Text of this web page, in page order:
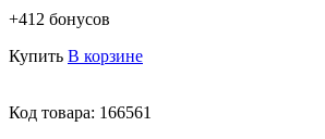
+412 бонусов
Купить В корзине
Код товара: 166561